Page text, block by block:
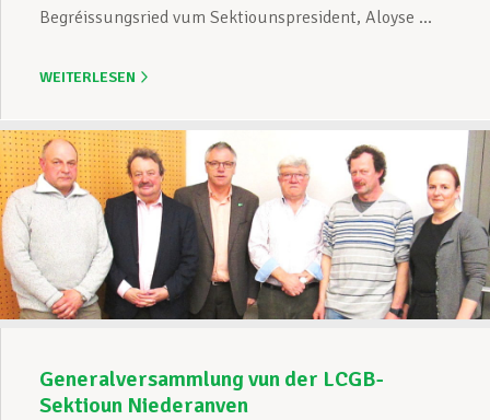
Begréissungsried vum Sektiounspresident, Aloyse ...
WEITERLESEN
Generalversammlung vun der LCGB-
Sektioun Niederanven